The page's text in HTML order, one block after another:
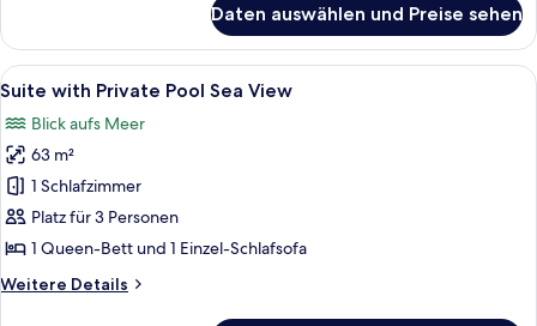
with
Private
Pool
View
Daten auswählen und Preise sehen
Alle
Fotos
für
Suite
with
Private
Pool
View
Ein Schlafzimmer mit einem großen
4
Suite with Private Pool Sea View
Blick aufs Meer
63 m²
1 Schlafzimmer
Platz für 3 Personen
1 Queen-Bett und 1 Einzel-Schlafsofa
Weitere Details
Weitere